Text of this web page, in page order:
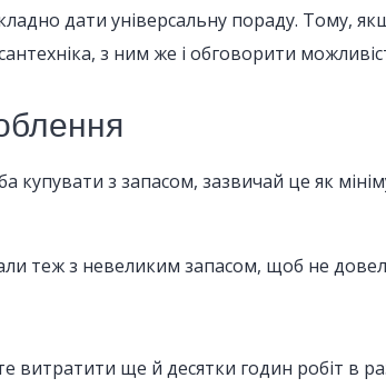
дати універсальну пораду. Тому,
з ним же і обговорити
купувати з запасом, зазвичай це як
теж з невеликим запасом, щоб не
витратити ще й десятки годин робіт в